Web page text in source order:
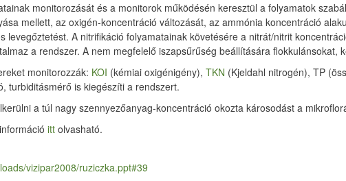
monitorozását és a monitorok működésén keresztül a folyamatok
mellett, az oxigén-koncentráció változását, az ammónia koncentráció
levegőztetést. A nitrifikáció folyamatainak követésére a nitrát/nitrit
a rendszer. A nem megfelelő iszapsűrűség beállítására flokkulánsokat,
monitorozzák: KOI (kémiai oxigénigény),TKN (Kjeldahl nitrogén), TP
turbiditásmérő is kiegészíti a rendszert.
a túl nagy szennyezőanyag-koncentráció okozta károsodást a
itt olvasható.
vizipar2008/ruziczka.ppt#39